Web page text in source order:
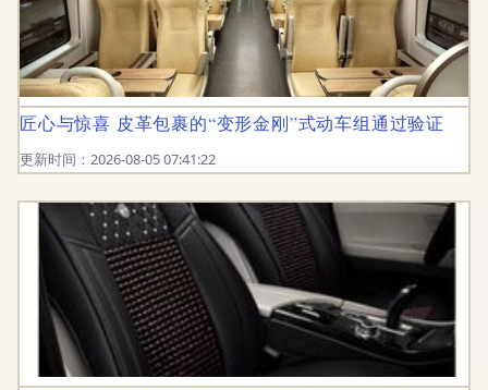
匠心与惊喜 皮革包裹的“变形金刚”式动车组通过验证
更新时间：2026-08-05 07:41:22